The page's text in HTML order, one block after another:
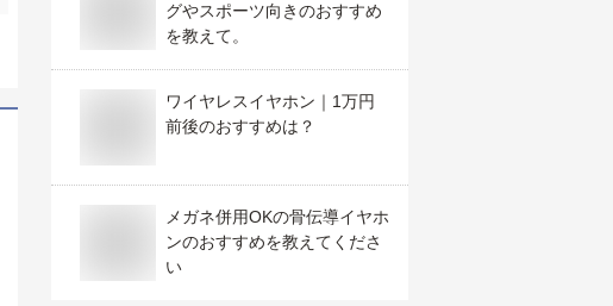
グやスポーツ向きのおすすめ
を教えて。
ワイヤレスイヤホン｜1万円
前後のおすすめは？
メガネ併用OKの骨伝導イヤホ
ンのおすすめを教えてくださ
い